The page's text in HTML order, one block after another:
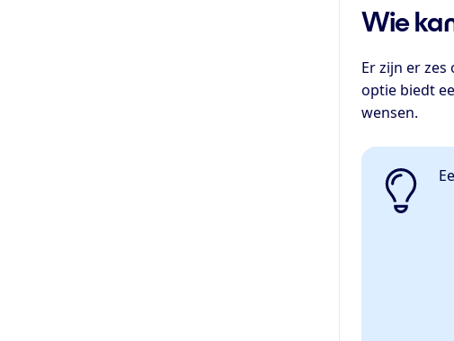
Wie
Er zijn er
optie biedt
wensen.